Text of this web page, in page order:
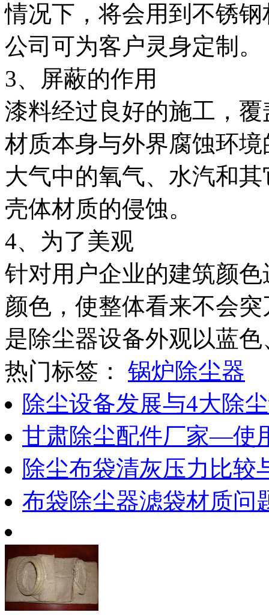
情况下，将会用到不锈
公司可为客户灵身定制。
3、屏蔽的作用
漆料经过良好的施工，
材质本身与外界腐蚀环
大气中的氧气、水汽和
壳体材质的侵蚀。
4、为了美观
针对用户企业的建筑颜
颜色，使整体看来不会
是除尘器设备外观以蓝
热门标签： 锅炉除尘器
除尘设备发展与4大除
甘肃除尘配件厂家—使
除尘布袋清灰压力比较
布袋除尘器滤袋材质问